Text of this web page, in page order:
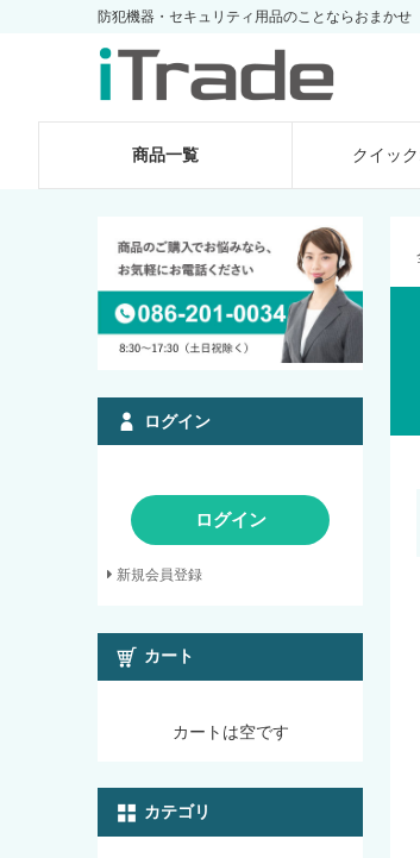
防犯機器・セキュリティ用品のことならおまかせ
商品一覧 クイック
ログイン
ログイン
新規会員登録
カート
カートは空です
カテゴリ